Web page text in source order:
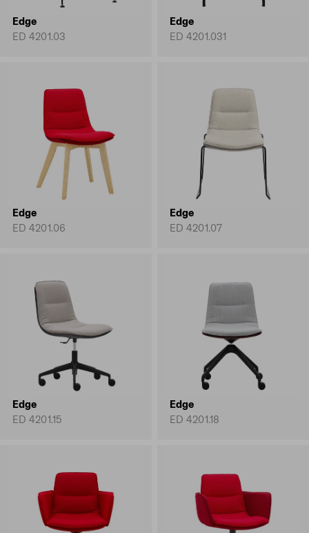
Edge
ED 4201.03
Edge
ED 4201.031
Edge
ED 4201.06
Edge
ED 4201.07
Edge
ED 4201.15
Edge
ED 4201.18